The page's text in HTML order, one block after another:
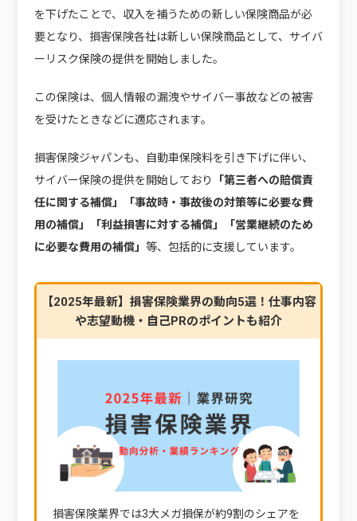
を下げたことで、収入を補うための新しい保険商品が必
要となり、損害保険各社は新しい保険商品として、サイバ
ーリスク保険の提供を開始しました。
この保険は、個人情報の漏洩やサイバー事故などの被害
を受けたときなどに適応されます。
損害保険ジャパンも、自動車保険料を引き下げに伴い、
サイバー保険の提供を開始しており
「第三者への賠償責
任に関する補償」「事故時・事故後の対策等に必要な費
用の補償」「利益損害に対する補償」「営業継続のため
に必要な費用の補償」 等、包括的に支援しています。
【2025年最新】損害保険業界の動向5選！仕事内容
や志望動機・自己PRのポイントも紹介
損害保険業界では3大メガ損保が約9割のシェアを